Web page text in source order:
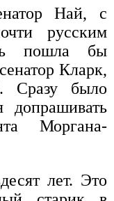
Най, с
русским
пошла бы
Кларк,
Сразу было
допрашивать
Моргана-
лет. Это